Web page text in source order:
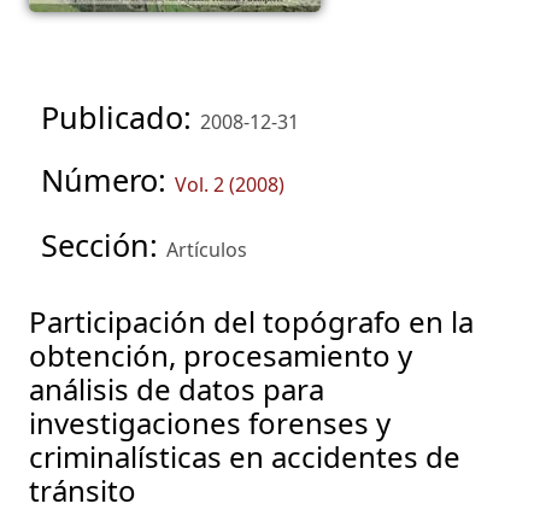
Publicado: 2008-12-31
Número: Vol. 2 (2008)
Sección: Artículos
Participación del topógrafo en la
obtención, procesamiento y
análisis de datos para
investigaciones forenses y
criminalísticas en accidentes de
tránsito